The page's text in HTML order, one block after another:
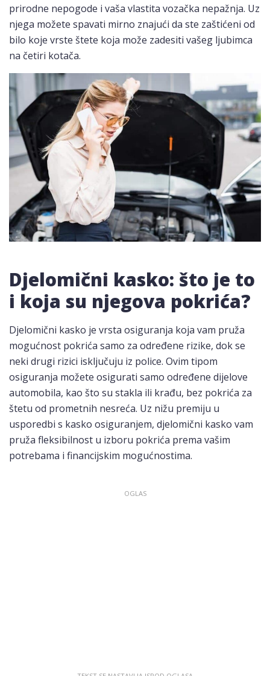
prirodne nepogode i vaša vlastita vozačka nepažnja. Uz
njega možete spavati mirno znajući da ste zaštićeni od
bilo koje vrste štete koja može zadesiti vašeg ljubimca
na četiri kotača.
Djelomični kasko: što je to
i koja su njegova pokrića?
Djelomični kasko je vrsta osiguranja koja vam pruža
mogućnost pokrića samo za određene rizike, dok se
neki drugi rizici isključuju iz police. Ovim tipom
osiguranja možete osigurati samo određene dijelove
automobila, kao što su stakla ili krađu, bez pokrića za
štetu od prometnih nesreća. Uz nižu premiju u
usporedbi s kasko osiguranjem, djelomični kasko vam
pruža fleksibilnost u izboru pokrića prema vašim
potrebama i financijskim mogućnostima.